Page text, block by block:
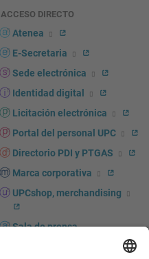
ACCESO DIRECTO
Atenea
E-Secretaria
Sede electrónica
Identidad digital
Licitación electrónica
Portal del personal UPC
Directorio PDI y PTGAS
Marca corporativa
UPCshop, merchandising
Sala de prensa